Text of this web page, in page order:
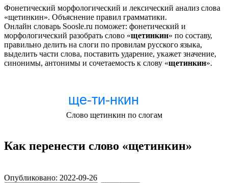
Фонетический морфологический и лексический анализ слова
«щетинкин». Объяснение правил грамматики.
Онлайн словарь Soosle.ru поможет: фонетический и
морфологический разобрать слово «щетинкин» по составу,
правильно делить на слоги по провилам русского языка,
выделить части слова, поставить ударение, укажет значение,
синонимы, антонимы и сочетаемость к слову «щетинкин».
Слово щетинкин по слогам
Как перенести слово «щетинкин»
Опубликовано: 2022-09-26